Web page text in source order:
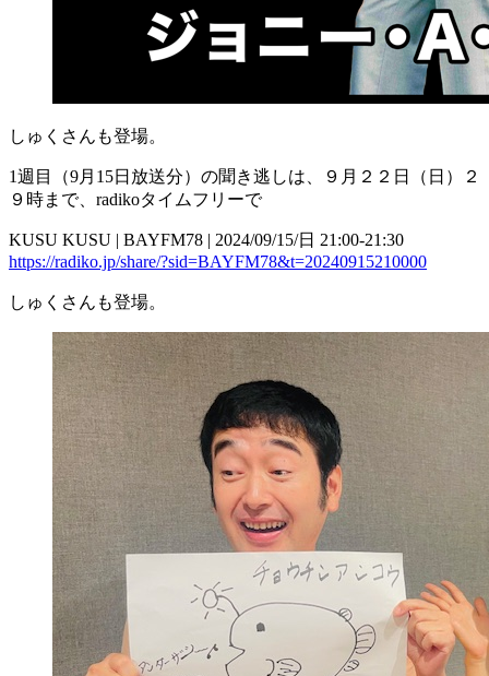
しゅくさんも登場。
1週目（9月15日放送分）の聞き逃しは、９月２２日（日）２
９時まで、radikoタイムフリーで
KUSU KUSU | BAYFM78 | 2024/09/15/日 21:00-21:30
https://radiko.jp/share/?sid=BAYFM78&t=20240915210000
しゅくさんも登場。